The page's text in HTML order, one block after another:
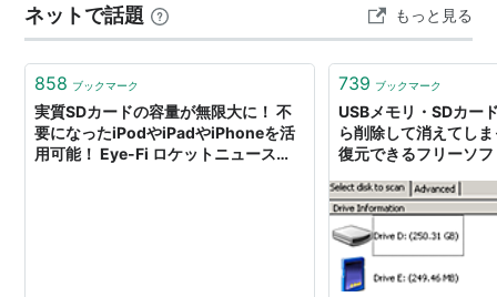
後までチェックしてみてください。 SDカードからiPho…
ネットで話題 もっと見る
858 ブックマーク
実質SDカードの容量が無限大に！ 不
要になったiPodやiPadやiPhoneを活
用可能！ Eye-Fi ロケットニュース
739 ブックマーク
USBメモリ・SDカー
ら削除して消えてし
復元できるフリーソ